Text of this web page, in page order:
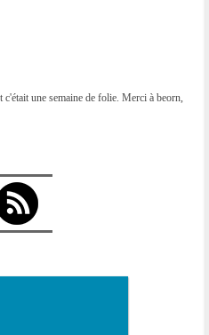
une semaine de folie. Merci à beorn,